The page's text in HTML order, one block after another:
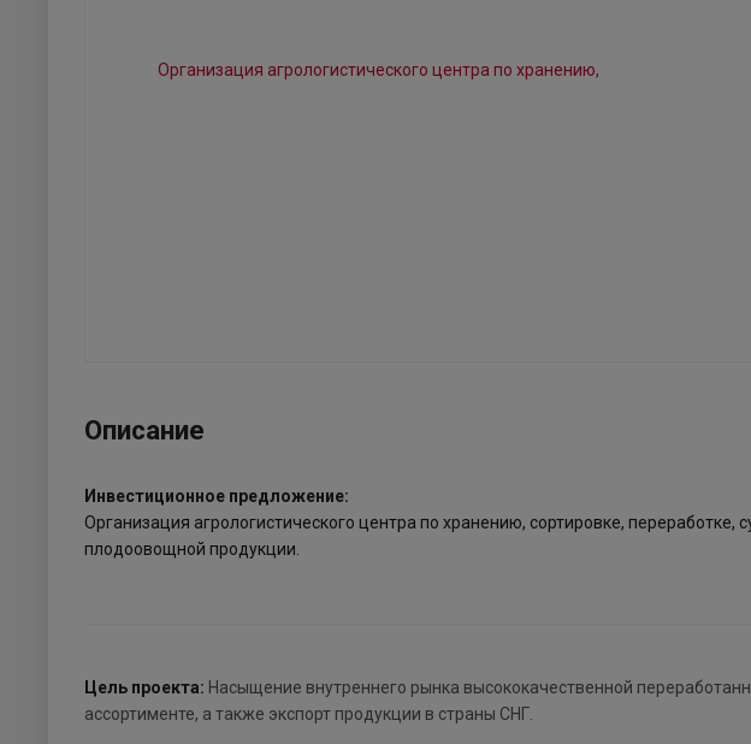
Описание
Инвестиционное предложение:
Организация агрологистического центра по хранению, сортировке, переработке,
плодоовощной продукции.
Цель проекта: Насыщение внутреннего рынка высококачественной
ассортименте, а также экспорт продукции в страны СНГ.